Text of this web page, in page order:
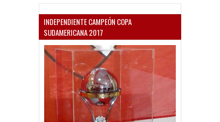
INDEPENDIENTE CAMPEÓN COPA
SUDAMERICANA 2017